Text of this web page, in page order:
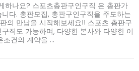
하나요? 스포츠총판구인구직 은 총판가
다. 총판모집, 총판구인구직을 주도하는
의 만남을 시작해보세요!! 스포츠 총판구
직도 가능하며, 다양한 본사와 다양한 이
건의 계약을 ...